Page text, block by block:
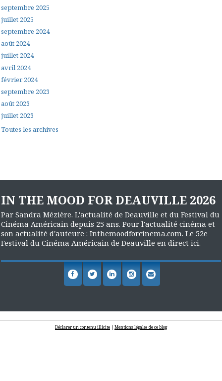
septembre 2025
juillet 2025
septembre 2024
août 2024
juillet 2024
avril 2024
février 2024
septembre 2023
août 2023
juillet 2023
Toutes les archives
IN THE MOOD FOR DEAUVILLE 2026
Par Sandra Mézière. L'actualité de Deauville et du Festival du
Cinéma Américain depuis 25 ans. Pour l'actualité cinéma et
son actualité d'auteure : Inthemoodforcinema.com. Le 52e
Festival du Cinéma Américain de Deauville en direct ici.
Déclarer un contenu illicite | Mentions légales de ce blog